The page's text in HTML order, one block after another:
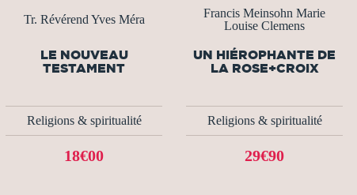
Tr. Révérend Yves Méra
LE NOUVEAU
TESTAMENT
Religions & spiritualité
18€00
Francis Meinsohn Marie
Louise Clemens
UN HIÉROPHANTE DE
LA ROSE+CROIX
Religions & spiritualité
29€90